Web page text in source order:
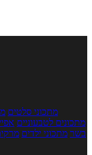
מתכוני סלטים
מתכונים לטבעוניים
בשר מתכוני ילדים